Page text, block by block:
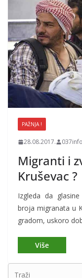
PAŽNJA !
28.08.2017.
Migranti i
Kruševac ?
Izgleda da
broja migranata u
gradom, uskoro